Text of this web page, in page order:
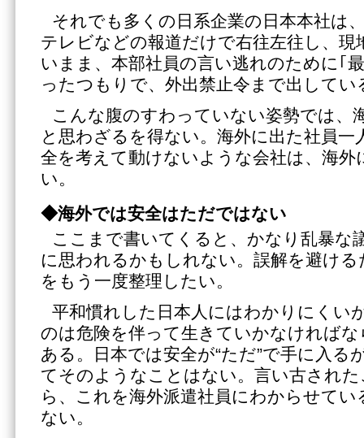
それでも多くの日系企業の日本本社は
テレビなどの報道だけで右往左往し、現
いまま、本部社員の言い逃れのために｢
ったつもりで、外出禁止令まで出して
こんな腹のすわっていない姿勢では、
と思わざるを得ない。海外に出た社員一
全を考えて動けないような会社は、海外
い。
◆海外では安全はただではない
ここまで書いてくると、かなり乱暴な
に思われるかもしれない。誤解を避け
をもう一度整理したい。
平和慣れした日本人にはわかりにくい
のは危険を伴って生きていかなければ
ある。日本では安全が“ただ”で手に入る
てそのようなことはない。言い古され
ら、これを海外派遣社員にわからせて
ない。